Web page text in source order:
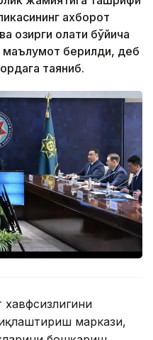
ахборот
ҳолати бўйича
маълумот берилди, деб
таяниб.
хавфсизлигини
маркази,